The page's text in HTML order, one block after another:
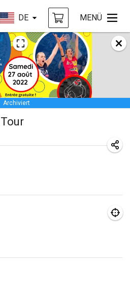
DE MENÜ
Archiviert
- Doubles
2nd